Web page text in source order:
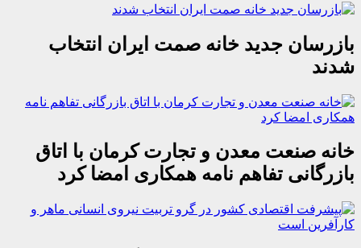
بازرسان جدید خانه صمت ایران انتخاب
شدند
خانه صنعت معدن و تجارت کرمان با اتاق
بازرگانی تفاهم نامه همکاری امضا کرد